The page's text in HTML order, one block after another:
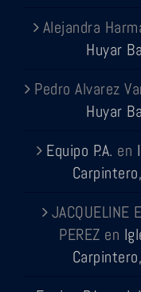
Alejandra
Huyar
Pedro Alvarez
Huyar
Equipo P.A. en
JACQUELINE
PEREZ en